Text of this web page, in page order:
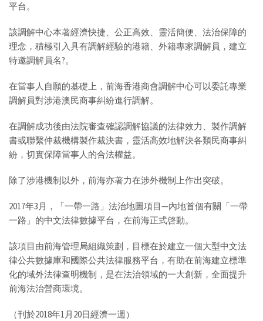
平台。
該調解中心本著經濟快捷、公正高效、靈活簡便、法治保障的
理念，積極引入具有調解經驗的港籍、外籍專家調解員，建立
特邀調解員名?。
在當事人自願的基礎上，前海香港商會調解中心可以委託專業
調解員對涉港澳民商事糾紛進行調解。
在調解成功後由法院審查確認調解協議的法律效力、製作調解
書或聯繫仲裁機構製作裁決書，靈活高效地解決各類民商事糾
紛，切實保障當事人的合法權益。
除了涉港機制以外，前海亦著力在涉外機制上作出突破。
2017年3月，「一帶一路」法治地圖項目—內地首個有關「一帶
一路」的中文法律數據平台，在前海正式啓動。
該項目由前海管理局組織策劃，目標在於建立一個大型中文法
律公共數據庫和國際公共法律服務平台，有助在前海建立標準
化的域外法律查明機制，是在法治領域的一大創新，全面提升
前海法治營商環境。
（刊於2018年1月20日經濟一週）